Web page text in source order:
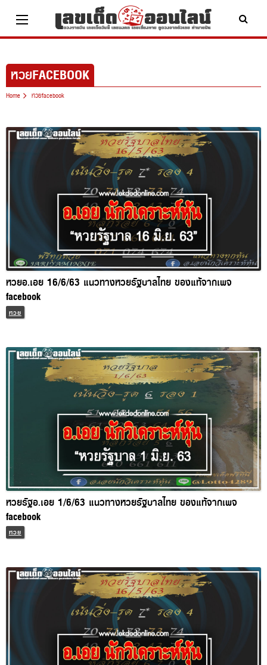
content
หวยFACEBOOK
Home หวยfacebook
หวยอ.เอย 16/6/63 แนวทางหวยรัฐบาลไทย ของแท้จากเพจ
facebook
หวย
หวยรัฐอ.เอย 1/6/63 แนวทางหวยรัฐบาลไทย ของแท้จากเพจ
facebook
หวย